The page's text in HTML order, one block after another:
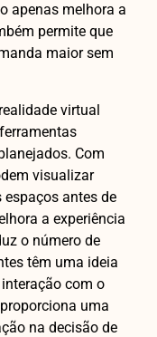
apenas melhora a
permite que
maior sem
virtual
Com
visualizar
antes de
a experiência
o número de
têm uma ideia
com o
uma
na decisão de